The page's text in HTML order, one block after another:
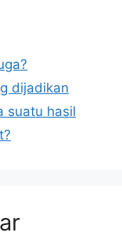
dijadikan
suatu hasil